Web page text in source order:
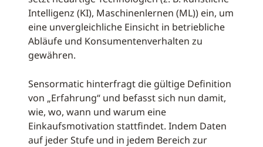
Intelligenz (KI), Maschinenlernen (ML)) ein, um
eine unvergleichliche Einsicht in betriebliche
Abläufe und Konsumentenverhalten zu
gewähren.
Sensormatic hinterfragt die gültige Definition
von „Erfahrung“ und befasst sich nun damit,
wie, wo, wann und warum eine
Einkaufsmotivation stattfindet. Indem Daten
auf jeder Stufe und in jedem Bereich zur